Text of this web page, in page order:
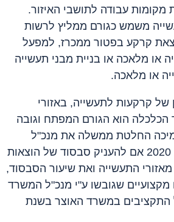
מקומות עבודה לתושבי האיזור.
משמש כגורם ממליץ לרשות
קרקע בפטור ממכרז, למפעל
או מלאכה או בניית מבני תעשייה
או מלאכה.
של קרקעות לתעשייה, באזורי
הוא הגורם המפתח וגובה
החלטת ממשלה את מנכ"ל
המשרד לבחון בשנת 2020 אם להעניק סבסוד של הוצאות
התעשייה ואת שיעור הסבסוד,
מקצועיים שגובשו ע"י מנכ"ל המשרד
התקציבים במשרד האוצר בשנת